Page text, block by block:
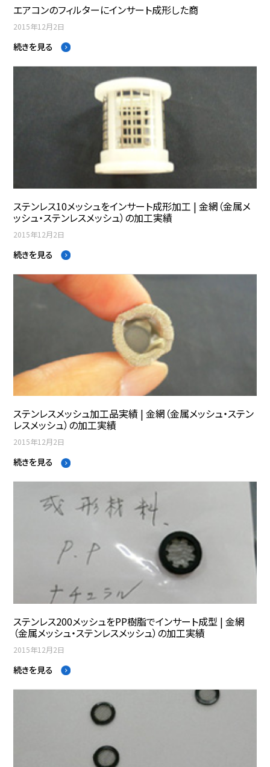
エアコンのフィルターにインサート成形した商
2015年12月2日
続きを見る
ステンレス10メッシュをインサート成形加工 | 金網（金属メ
ッシュ・ステンレスメッシュ）の加工実績
2015年12月2日
続きを見る
ステンレスメッシュ加工品実績 | 金網（金属メッシュ・ステン
レスメッシュ）の加工実績
2015年12月2日
続きを見る
ステンレス200メッシュをPP樹脂でインサート成型 | 金網
（金属メッシュ・ステンレスメッシュ）の加工実績
2015年12月2日
続きを見る